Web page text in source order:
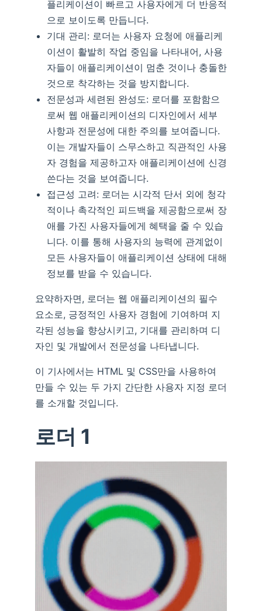
플리케이션이 빠르고 사용자에게 더 반응적
으로 보이도록 만듭니다.
기대 관리: 로더는 사용자 요청에 애플리케
이션이 활발히 작업 중임을 나타내어, 사용
자들이 애플리케이션이 멈춘 것이나 충돌한
것으로 착각하는 것을 방지합니다.
전문성과 세련된 완성도: 로더를 포함함으
로써 웹 애플리케이션의 디자인에서 세부
사항과 전문성에 대한 주의를 보여줍니다.
이는 개발자들이 스무스하고 직관적인 사용
자 경험을 제공하고자 애플리케이션에 신경
쓴다는 것을 보여줍니다.
접근성 고려: 로더는 시각적 단서 외에 청각
적이나 촉각적인 피드백을 제공함으로써 장
애를 가진 사용자들에게 혜택을 줄 수 있습
니다. 이를 통해 사용자의 능력에 관계없이
모든 사용자들이 애플리케이션 상태에 대해
정보를 받을 수 있습니다.
요약하자면, 로더는 웹 애플리케이션의 필수
요소로, 긍정적인 사용자 경험에 기여하며 지
각된 성능을 향상시키고, 기대를 관리하며 디
자인 및 개발에서 전문성을 나타냅니다.
이 기사에서는 HTML 및 CSS만을 사용하여
만들 수 있는 두 가지 간단한 사용자 지정 로더
를 소개할 것입니다.
로더 1